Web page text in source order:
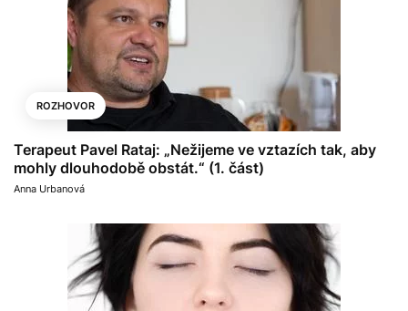
ROZHOVOR
Terapeut Pavel Rataj: „Nežijeme ve vztazích tak, aby
mohly dlouhodobě obstát.“ (1. část)
Anna Urbanová